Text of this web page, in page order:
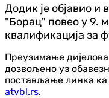
Додик је објавио и
"Борац" повео у 9.
квалификација за
Преузимање дијелова
дозвољено уз
постављање линка
atvbl.rs.